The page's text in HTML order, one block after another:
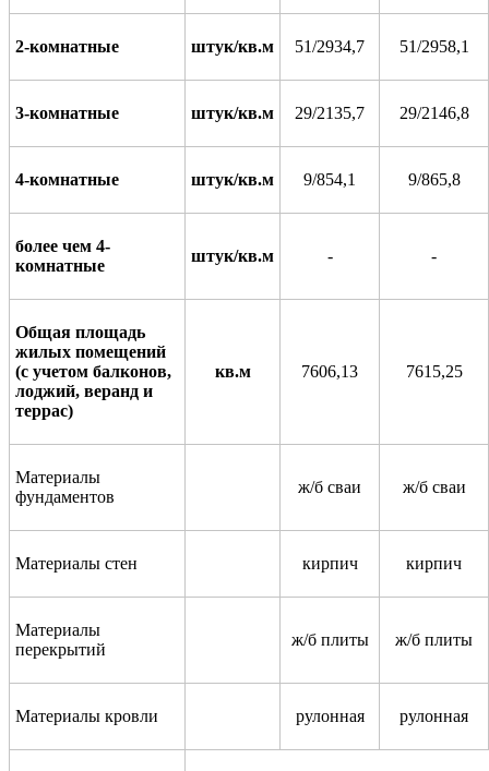
2-комнатные штук/кв.м 51/2934,7 51/2958,1
3-комнатные штук/кв.м 29/2135,7 29/2146,8
4-комнатные штук/кв.м 9/854,1 9/865,8
более чем 4-
комнатные
штук/кв.м - -
Общая площадь
жилых помещений
(с учетом балконов,
лоджий, веранд и
террас)
кв.м 7606,13 7615,25
Материалы
фундаментов
ж/б сваи ж/б сваи
Материалы стен кирпич кирпич
Материалы
перекрытий
ж/б плиты ж/б плиты
Материалы кровли рулонная рулонная